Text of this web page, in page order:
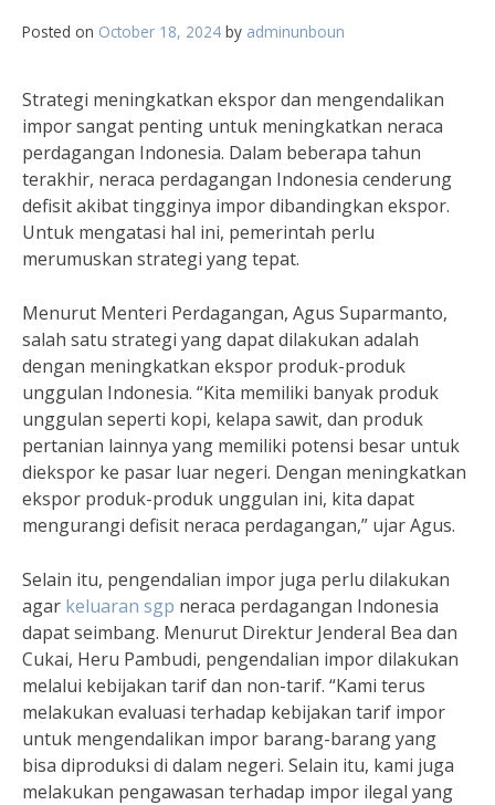
Posted on October 18, 2024 by adminunboun
Strategi meningkatkan ekspor dan mengendalikan
impor sangat penting untuk meningkatkan neraca
perdagangan Indonesia. Dalam beberapa tahun
terakhir, neraca perdagangan Indonesia cenderung
defisit akibat tingginya impor dibandingkan ekspor.
Untuk mengatasi hal ini, pemerintah perlu
merumuskan strategi yang tepat.
Menurut Menteri Perdagangan, Agus Suparmanto,
salah satu strategi yang dapat dilakukan adalah
dengan meningkatkan ekspor produk-produk
unggulan Indonesia. “Kita memiliki banyak produk
unggulan seperti kopi, kelapa sawit, dan produk
pertanian lainnya yang memiliki potensi besar untuk
diekspor ke pasar luar negeri. Dengan meningkatkan
ekspor produk-produk unggulan ini, kita dapat
mengurangi defisit neraca perdagangan,” ujar Agus.
Selain itu, pengendalian impor juga perlu dilakukan
agar keluaran sgp neraca perdagangan Indonesia
dapat seimbang. Menurut Direktur Jenderal Bea dan
Cukai, Heru Pambudi, pengendalian impor dilakukan
melalui kebijakan tarif dan non-tarif. “Kami terus
melakukan evaluasi terhadap kebijakan tarif impor
untuk mengendalikan impor barang-barang yang
bisa diproduksi di dalam negeri. Selain itu, kami juga
melakukan pengawasan terhadap impor ilegal yang